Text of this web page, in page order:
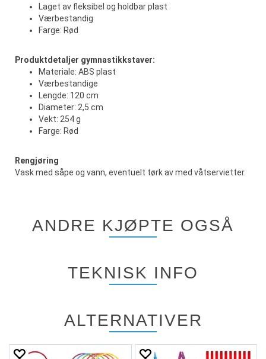
Laget av fleksibel og holdbar plast
Værbestandig
Farge: Rød
Produktdetaljer gymnastikkstaver:
Materiale: ABS plast
Værbestandige
Lengde: 120 cm
Diameter: 2,5 cm
Vekt: 254 g
Farge: Rød
Rengjøring
Vask med såpe og vann, eventuelt tørk av med våtservietter.
ANDRE KJØPTE OGSÅ
TEKNISK INFO
ALTERNATIVER